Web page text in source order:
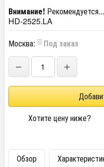
Внимание! Рекомендуется...
HD-2525.LA
Москва:
Под заказ
− +
Хотите цену ниже?
Обзор